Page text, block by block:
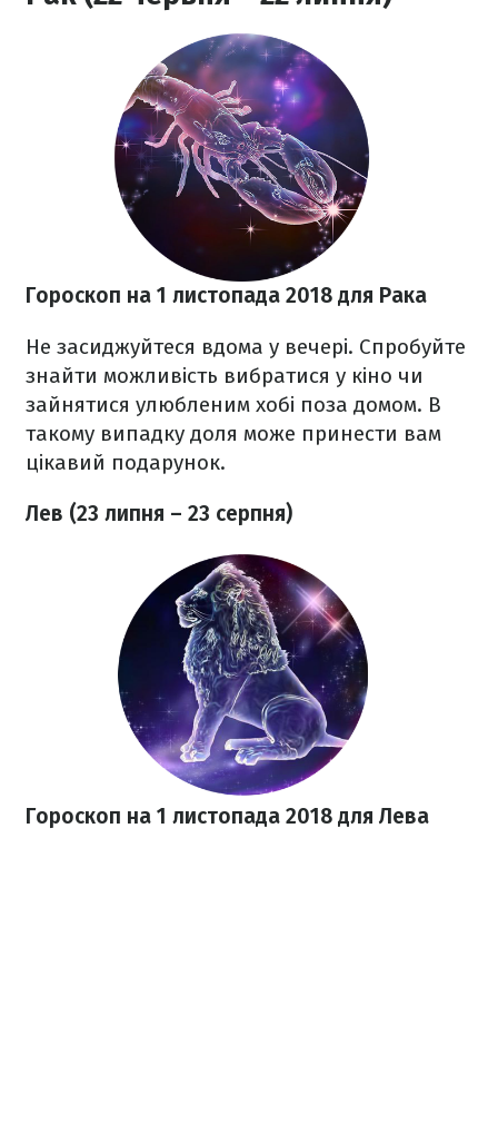
Гороскоп на 1 листопада 2018 для Рака
Не засиджуйтеся вдома у вечері. Спробуйте
знайти можливість вибратися у кіно чи
зайнятися улюбленим хобі поза домом. В
такому випадку доля може принести вам
цікавий подарунок.
Лев (23 липня – 23 серпня)
Гороскоп на 1 листопада 2018 для Лева